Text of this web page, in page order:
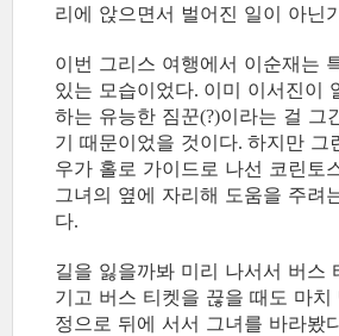
리에 앉으면서 벌어진 일이 아닌
이번 그리스 여행에서 이순재는
있는 모습이었다. 이미 이서진이
하는 유능한 짐꾼(?)이라는 걸 그
기 때문이었을 것이다. 하지만 그
우가 홀로 가이드로 나선 코린토
그녀의 옆에 자리해 도움을 주려
다.
길을 잃을까봐 미리 나서서 버스
기고 버스 티켓을 끊을 때도 마치
정으로 뒤에 서서 그녀를 바라봤